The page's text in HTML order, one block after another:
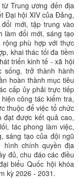
Trung ương đến địa
Đại hội XIV của Đảng,
mới, tập trung vào
làm đổi mới, sáng tạo
phù hợp với thực
khai thác tối đa tiềm
triển kinh tế - xã hội
sống, trở thành hành
hoàn thành mục tiêu
cấp ủy phải trực tiếp
công tác kiểm tra,
thuộc để việc tổ chức
được kết quả cao,
tác phong làm việc,
sáng tạo của đội ngũ
chính quyền địa
đủ, chu đáo các điều
biểu Quốc hội khóa
kỳ 2026 - 2031.